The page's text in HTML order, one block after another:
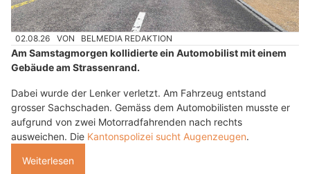
02.08.26 VON BELMEDIA REDAKTION
Am Samstagmorgen kollidierte ein Automobilist mit einem
Gebäude am Strassenrand.
Dabei wurde der Lenker verletzt. Am Fahrzeug entstand
grosser Sachschaden. Gemäss dem Automobilisten musste er
aufgrund von zwei Motorradfahrenden nach rechts
ausweichen. Die Kantonspolizei sucht Augenzeugen.
Weiterlesen